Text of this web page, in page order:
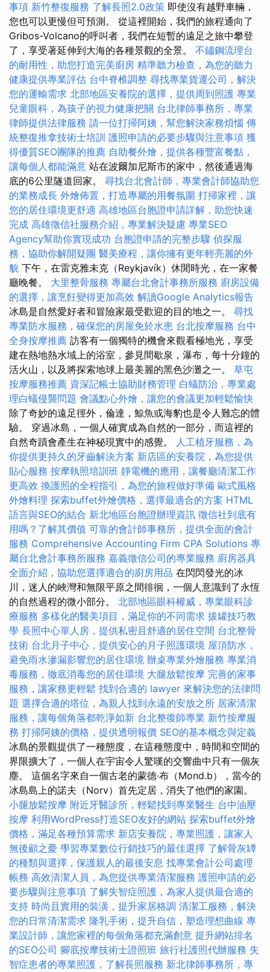
事項 新竹整復服務 了解長照2.0政策 即使沒有越野車輛，
您也可以更慢但可預測。 從這裡開始，我們的旅程通向了
Gribos-Volcano的呼叫者，我們在短暫的遠足之旅中攀登
了，享受著延伸到大海的各種景觀的全景。 不鏽鋼流理台
的耐用性，助您打造完美廚房 精準聽力檢查，為您的聽力
健康提供專業評估 台中脊椎調整 尋找專業貨運公司，解決
您的運輸需求 北部地區安養院的選擇，提供周到照護 專業
兒童眼科，為孩子的視力健康把關 台北律師事務所，專業
律師提供法律服務 請一位打掃阿姨，幫您解決家務煩惱 傳
統整復推拿技術士培訓 護照申請的必要步驟與注意事項 獲
得優質SEO團隊的推薦 自助餐外燴，提供各種豐富餐點，
讓每個人都能滿意 站在波爾加尼斯市的家中，然後通過海
底的6公里隧道回家。 尋找台北會計師，專業會計師協助您
的業務成長 外燴佈置，打造專屬的用餐氛圍 打掃家裡，讓
您的居住環境更舒適 高雄地區台胞證申請詳解，助您快速
完成 高雄徵信社服務介紹，專業解決疑慮 專業SEO
Agency幫助你實現成功 台胞證申請的完整步驟 偵探服
務，協助你解開疑團 醫美療程，讓你擁有更年輕亮麗的外
貌 下午，在雷克雅未克（Reykjavík）休閒時光，在一家餐
廳晚餐。 大里整骨服務 專屬台北會計事務所服務 廚房設備
的選擇，讓烹飪變得更加高效 解讀Google Analytics報告
冰島是自然愛好者和冒險家最受歡迎的目的地之一。 尋找
專業防水服務，確保您的房屋免於水患 台北按摩服務 台中
全身按摩推薦 訪客有一個獨特的機會來觀看極地光，享受
建在熱地熱水域上的浴室，參見間歇泉，瀑布，每十分鐘的
活火山，以及將探索地球上最美麗的黑色沙灘之一。 草屯
按摩服務推薦 資深記帳士協助財務管理 白蟻防治，專業處
理白蟻侵襲問題 會議點心外燴，讓您的會議更加輕鬆愉快
除了奇妙的遠足徑外，倫達，鯨魚或海豹也是令人難忘的體
驗。 穿過冰島，一個人確實成為自然的一部分，而這裡的
自然奇蹟會產生在神秘現實中的感覺。 人工植牙服務，為
你提供更持久的牙齒解決方案 新店區的安養院，為您提供
貼心服務 按摩執照培訓班 靜電機的應用，讓餐廳清潔工作
更高效 換護照的全程指引，為您的旅程做好準備 歐式風格
外燴料理 探索buffet外燴價格，選擇最適合的方案 HTML
語言與SEO的結合 新北地區台胞證辦理資訊 徵信社到底有
用嗎？了解其價值 可靠的會計師事務所，提供全面的會計
服務 Comprehensive Accounting Firm CPA Solutions 專
屬台北會計事務所服務 嘉義徵信公司的專業服務 廚房器具
全面介紹，協助您選擇適合的廚房用品 在閃閃發光的冰
川，迷人的峽灣和無限平原之間徘徊，一個人意識到了永恆
的自然過程的微小部分。 北部地區眼科權威，專業眼科診
療服務 多樣化的醫美項目，滿足你的不同需求 拔罐技巧教
學 長照中心單人房，提供私密且舒適的居住空間 台北整骨
技術 台北月子中心，提供安心的月子照護環境 屋頂防水，
避免雨水滲漏影響您的居住環境 辦桌專業外燴服務 專業消
毒服務，徹底消毒您的居住環境 大腿放鬆按摩 完善的家事
服務，讓家務更輕鬆 找到合適的 lawyer 來解決您的法律問
題 選擇合適的塔位，為親人找到永遠的安放之所 居家清潔
服務，讓每個角落都乾淨如新 台北整復師專業 新竹按摩服
務 打掃阿姨的價格，提供透明報價 SEO的基本概念與定義
冰島的景觀提供了一種態度，在這種態度中，時間和空間的
界限擴大了，一個人在宇宙令人驚嘆的交響曲中只有一個灰
塵。 這個名字來自一個古老的蒙德·布（Mond.b），當今的
冰島島上的諾夫（Norv）首先定居，消失了他們的家園。
小腿放鬆按摩 附近牙醫診所，輕鬆找到專業醫生 台中油壓
按摩 利用WordPress打造SEO友好的網站 探索buffet外燴
價格，滿足各種預算需求 新店安養院，專業照護，讓家人
無後顧之憂 學習專業數位行銷技巧的最佳選擇 了解骨灰罈
的種類與選擇，保護親人的最後安息 找專業會計公司處理
帳務 高效清潔人員，為您提供專業清潔服務 護照申請的必
要步驟與注意事項 了解失智症照護，為家人提供最合適的
支持 時尚且實用的裝潢，提升家居格調 清潔工服務，解決
您的日常清潔需求 隆乳手術，提升自信，塑造理想曲線 專
業設計師，讓您家裡的每個角落都充滿創意 提升網站排名
的SEO公司 腳底按摩技術士證照班 旅行社護照代辦服務 失
智症患者的專業照護，了解長照服務 新北律師事務所，專